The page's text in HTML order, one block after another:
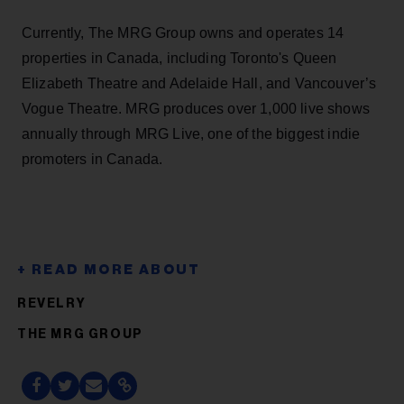
Currently, The MRG Group owns and operates 14
properties in Canada, including Toronto's Queen
Elizabeth Theatre and Adelaide Hall, and Vancouver’s
Vogue Theatre. MRG produces over 1,000 live shows
annually through MRG Live, one of the biggest indie
promoters in Canada.
REVELRY
THE MRG GROUP